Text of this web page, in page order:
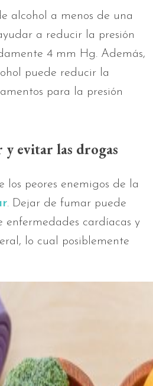
alcohol a menos de una
a reducir la presión
4 mm Hg. Además,
puede reducir la
para la presión
evitar las drogas
los peores enemigos de la
. Dejar de fumar puede
enfermedades cardíacas y
lo cual posiblemente